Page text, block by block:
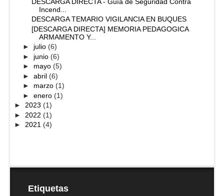
Incend...
DESCARGA TEMARIO VIGILANCIA EN BUQUES
[DESCARGA DIRECTA] MEMORIA PEDAGOGICA
ARMAMENTO Y...
► julio (6)
► junio (6)
► mayo (5)
► abril (6)
► marzo (1)
► enero (1)
► 2023 (1)
► 2022 (1)
► 2021 (4)
Etiquetas